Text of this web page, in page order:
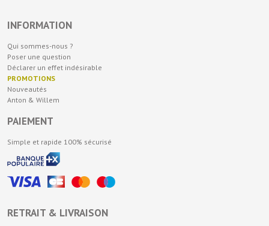
INFORMATION
Qui sommes-nous ?
Poser une question
Déclarer un effet indésirable
PROMOTIONS
Nouveautés
Anton & Willem
PAIEMENT
Simple et rapide 100% sécurisé
RETRAIT & LIVRAISON